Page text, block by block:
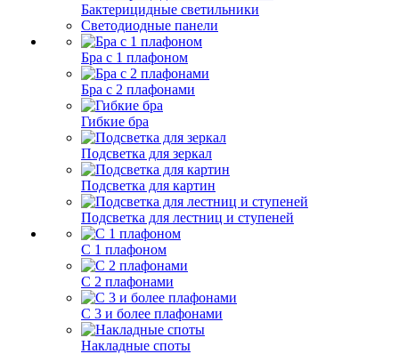
Бактерицидные светильники
Светодиодные панели
Бра с 1 плафоном
Бра с 2 плафонами
Гибкие бра
Подсветка для зеркал
Подсветка для картин
Подсветка для лестниц и ступеней
С 1 плафоном
С 2 плафонами
С 3 и более плафонами
Накладные споты